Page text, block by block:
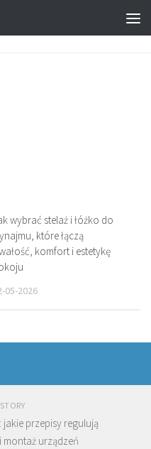
wybrać stelaż i łóżko do
które łączą
komfort i estetykę
05-2026
jakie przepisy regulują
urządzeń